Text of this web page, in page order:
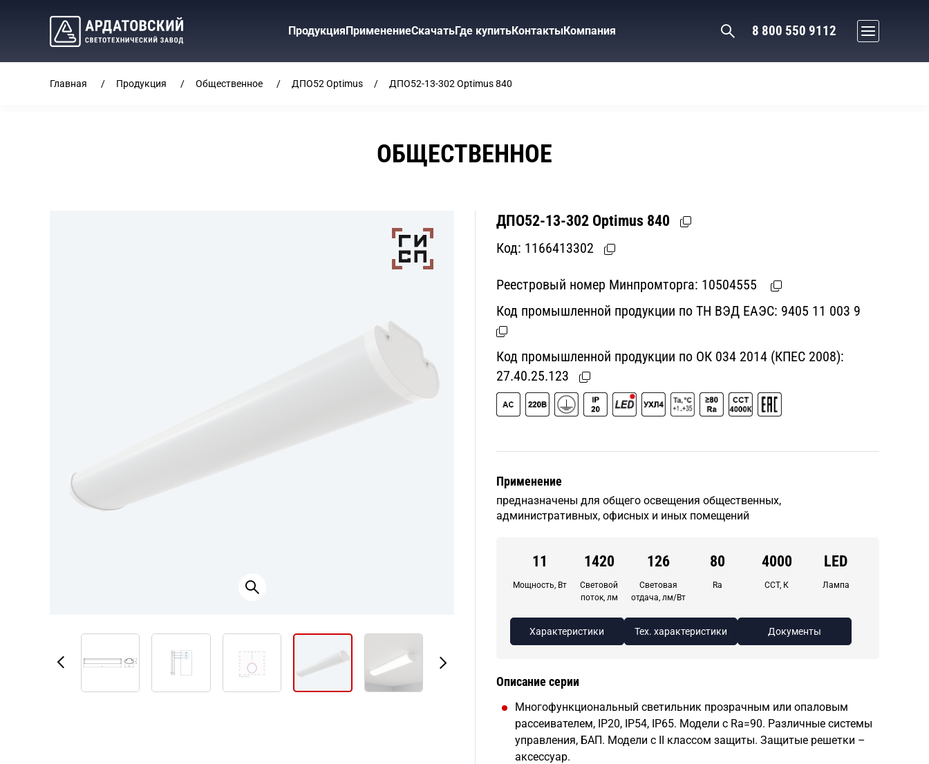
ПродукцияПрименениеСкачатьГде купитьКонтактыКомпания 8 800 550 9112
Главная Продукция Общественное ДПО52 Optimus ДПО52-13-302 Optimus 840
ОБЩЕСТВЕННОЕ
ДПО52-13-302 Optimus 840
Код: 1166413302
Реестровый номер Минпромторга: 10504555
Код промышленной продукции по ТН ВЭД ЕАЭС: 9405 11 003 9
Код промышленной продукции по ОК 034 2014 (КПЕС 2008):
27.40.25.123
Применение
предназначены для общего освещения общественных,
административных, офисных и иных помещений
11
Мощность, Вт
1420
Световой
поток, лм
126
Световая
отдача, лм/Вт
80
Ra
4000
CCT, К
LED
Лампа
Характеристики Тех. характеристики Документы
Описание серии
Многофункциональный светильник прозрачным или опаловым
рассеивателем, IP20, IP54, IP65. Модели с Ra=90. Различные системы
управления, БАП. Модели с II классом защиты. Защитые решетки –
аксессуар.